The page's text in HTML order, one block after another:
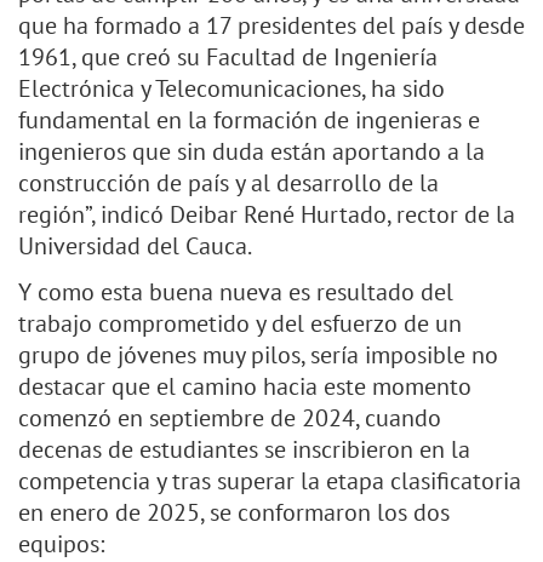
que ha formado a 17 presidentes del país y desde
1961, que creó su Facultad de Ingeniería
Electrónica y Telecomunicaciones, ha sido
fundamental en la formación de ingenieras e
ingenieros que sin duda están aportando a la
construcción de país y al desarrollo de la
región”, indicó Deibar René Hurtado, rector de la
Universidad del Cauca.
Y como esta buena nueva es resultado del
trabajo comprometido y del esfuerzo de un
grupo de jóvenes muy pilos, sería imposible no
destacar que el camino hacia este momento
comenzó en septiembre de 2024, cuando
decenas de estudiantes se inscribieron en la
competencia y tras superar la etapa clasificatoria
en enero de 2025, se conformaron los dos
equipos: